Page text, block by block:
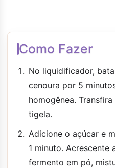
Como Fazer
No liquidificador,
cenoura por 5
homogênea.
tigela.
Adicione o açúcar e
1 minuto. Acrescente
fermento em pó,